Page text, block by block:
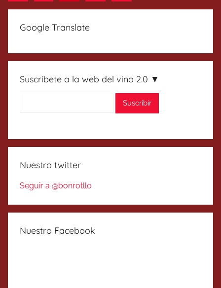
de
entradas
Google Translate
Suscríbete a la web del vino 2.0 ▼
Nuestro twitter
Seguir a @bonrotllo
Nuestro Facebook